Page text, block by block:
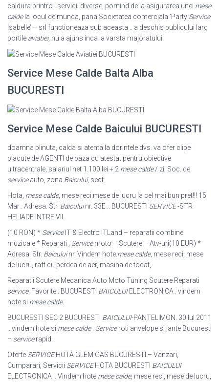
caldura printro . servicii diverse, pornind de la asigurarea unei mese
caldela locul de munca, pana Societatea comerciala ‘Party Service
Isabelle’ – srl functioneaza sub aceasta .. a deschis publicului larg
portile aviatiei, nu a ajuns inca la varsta majoratului.
Service Mese Calde Balta Alba
BUCURESTI
Service Mese Calde Baicului BUCURESTI
doamna plinuta, calda si atenta la dorintele dvs. va ofer clipe
placute de AGENTI de paza cu atestat pentru obiective
ultracentrale, salariul net 1.100 lei + 2 mese calde/ zi; Soc. de
serviceauto, zona Baicului, sect.
Hota, mese calde, mese reci.mese de lucru la cel mai bun pret!!! 15
Mar . Adresa: Str. Baiculuinr. 33E .. BUCURESTI SERVICE-STR
HELIADE INTRE VII.
(10 RON) * ServiceIT & Electro ITLand – reparatii combine
muzicale * Reparati , Servicemoto – Scutere – Atv-uri(10 EUR) *
Adresa: Str. Baiculuinr. Vindem hote. mese calde, mese reci, mese
de lucru, raft cu perdea de aer, masina de tocat,
Reparatii Scutere Mecanica Auto Moto Tuning Scutere Reparati
service. Favorite . BUCURESTI BAICULUIELECTRONICA . vindem
hote si mese calde.
BUCURESTI SEC 2 BUCURESTI BAICULUI-PANTELIMON. 30 Iul 2011
.. vindem hote si mese calde. Serviceroti anvelope si jante Bucuresti
– servicerapid.
Oferte SERVICEHOTA GLEM GAS BUCURESTI – Vanzari,
Cumparari, Servicii SERVICEHOTA BUCURESTI BAICULUI
ELECTRONICA .. Vindem hote. mese calde, mese reci, mese de lucru,